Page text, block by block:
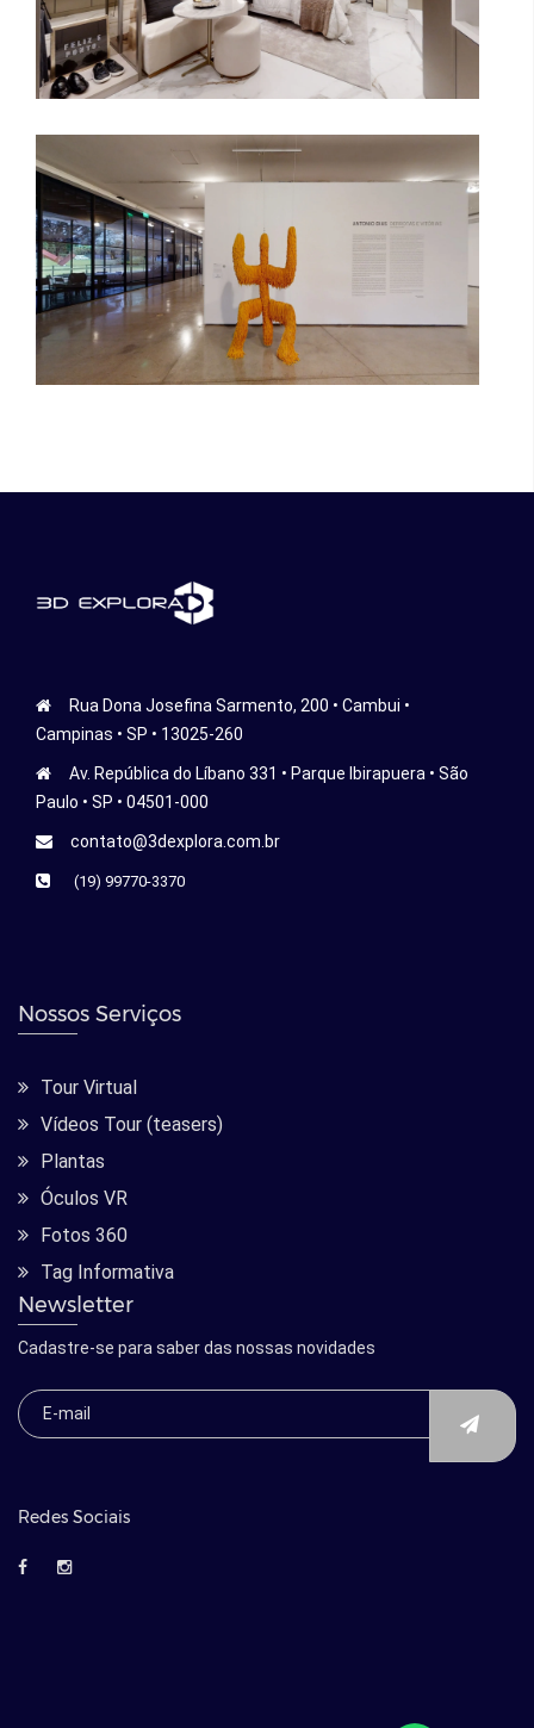
Rua Dona Josefina Sarmento, 200 • Cambui •
Campinas • SP • 13025-260
Av. República do Líbano 331 • Parque Ibirapuera • São
Paulo • SP • 04501-000
contato@3dexplora.com.br
(19) 99770-3370
Nossos Serviços
Tour Virtual
Vídeos Tour (teasers)
Plantas
Óculos VR
Fotos 360
Tag Informativa
Newsletter
Cadastre-se para saber das nossas novidades
Redes Sociais